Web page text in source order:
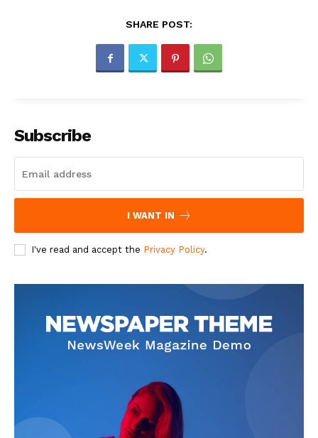
SHARE POST:
Subscribe
I WANT IN
I've read and accept the Privacy Policy.